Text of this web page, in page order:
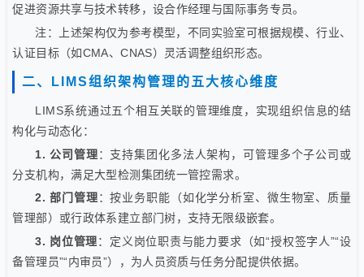
促进资源共享与技术转移，设合作经理与国际事务专员。
注：上述架构仅为参考模型，不同实验室可根据规模、行业、
认证目标（如CMA、CNAS）灵活调整组织形态。
二、LIMS组织架构管理的五大核心维度
LIMS系统通过五个相互关联的管理维度，实现组织信息的结
构化与动态化：
1. 公司管理：支持集团化多法人架构，可管理多个子公司或
分支机构，满足大型检测集团统一管控需求。
2. 部门管理：按业务职能（如化学分析室、微生物室、质量
管理部）或行政体系建立部门树，支持无限级嵌套。
3. 岗位管理：定义岗位职责与能力要求（如“授权签字人”“设
备管理员”“内审员”），为人员资质与任务分配提供依据。